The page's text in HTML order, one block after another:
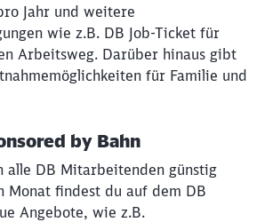
Jahr und weitere
wie z.B. DB Job-Ticket für
Arbeitsweg. Darüber hinaus gibt
für Familie und
by Bahn
alle DB Mitarbeitenden günstig
Monat findest du auf dem DB
Angebote, wie z.B.